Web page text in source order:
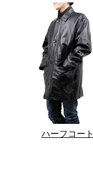
ハーフコート